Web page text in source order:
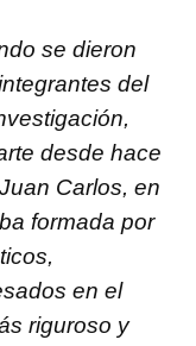
se dieron
del
desde hace
Carlos, en
formada por
en el
riguroso y